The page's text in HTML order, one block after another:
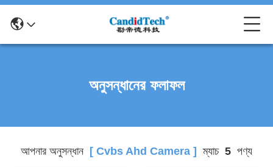
অনুসন্ধানের ফলাফল
আপনার অনুসন্ধান [ Cvbs Ahd Camera ] ম্যাচ 5 পণ্য